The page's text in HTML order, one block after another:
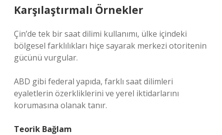
Karşılaştırmalı Örnekler
Çin’de tek bir saat dilimi kullanımı, ülke içindeki
bölgesel farklılıkları hiçe sayarak merkezi otoritenin
gücünü vurgular.
ABD gibi federal yapıda, farklı saat dilimleri
eyaletlerin özerkliklerini ve yerel iktidarlarını
korumasına olanak tanır.
Teorik Bağlam